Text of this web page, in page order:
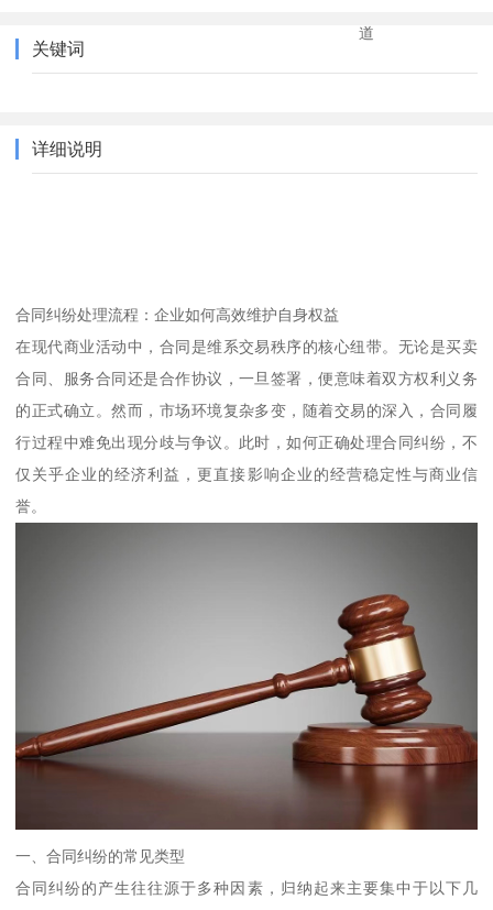
道
关键词
详细说明
合同纠纷处理流程：企业如何高效维护自身权益
在现代商业活动中，合同是维系交易秩序的核心纽带。无论是买卖
合同、服务合同还是合作协议，一旦签署，便意味着双方权利义务
的正式确立。然而，市场环境复杂多变，随着交易的深入，合同履
行过程中难免出现分歧与争议。此时，如何正确处理合同纠纷，不
仅关乎企业的经济利益，更直接影响企业的经营稳定性与商业信
誉。
一、合同纠纷的常见类型
合同纠纷的产生往往源于多种因素，归纳起来主要集中于以下几